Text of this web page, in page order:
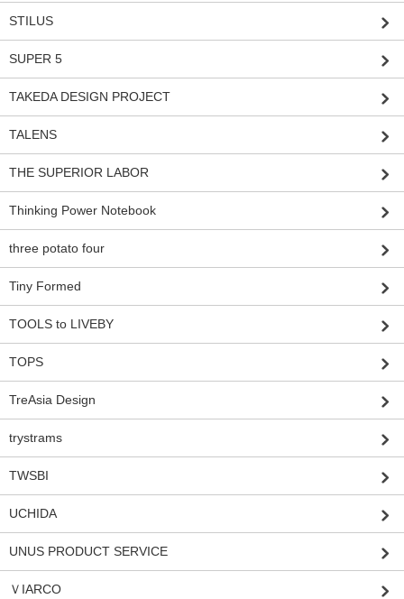
STILUS
SUPER 5
TAKEDA DESIGN PROJECT
TALENS
THE SUPERIOR LABOR
Thinking Power Notebook
three potato four
Tiny Formed
TOOLS to LIVEBY
TOPS
TreAsia Design
trystrams
TWSBI
UCHIDA
UNUS PRODUCT SERVICE
ＶIARCO